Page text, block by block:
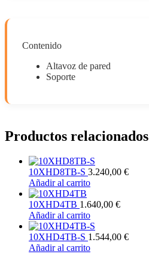
Contenido
Altavoz de pared
Soporte
Productos relacionados
10XHD8TB-S 3.240,00 €
Añadir al carrito
10XHD4TB 1.640,00 €
Añadir al carrito
10XHD4TB-S 1.544,00 €
Añadir al carrito